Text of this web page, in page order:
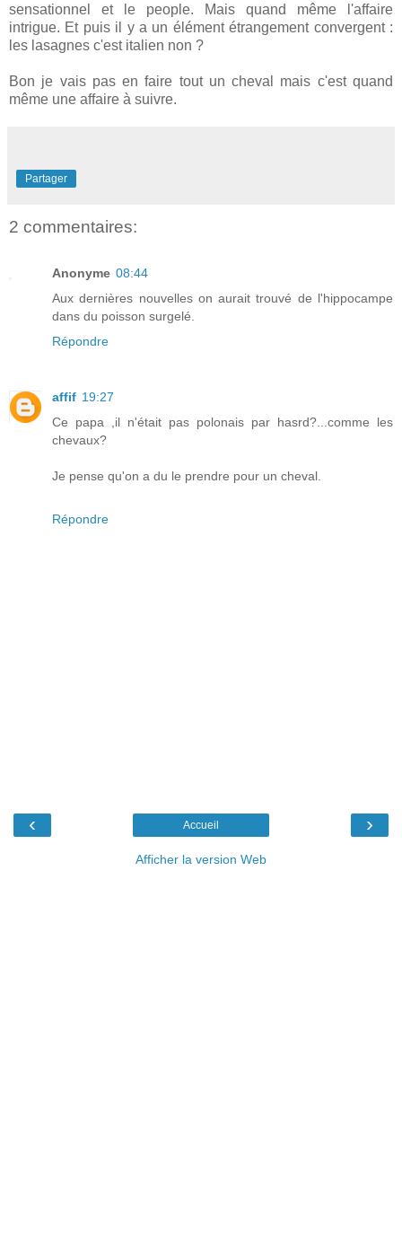
sensationnel et le people. Mais quand même l'affaire
intrigue. Et puis il y a un élément étrangement convergent :
les lasagnes c'est italien non ?
Bon je vais pas en faire tout un cheval mais c'est quand
même une affaire à suivre.
Partager
2 commentaires:
Anonyme 08:44
Aux dernières nouvelles on aurait trouvé de l'hippocampe
dans du poisson surgelé.
Répondre
affif 19:27
Ce papa ,il n'était pas polonais par hasrd?...comme les
chevaux?
Je pense qu'on a du le prendre pour un cheval.
Répondre
‹ ›
Accueil
Afficher la version Web